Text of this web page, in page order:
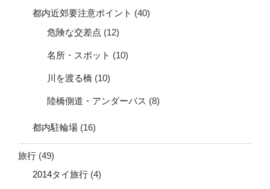
都内近郊要注意ポイント (40)
危険な交差点 (12)
名所・スポット (10)
川を渡る橋 (10)
陸橋側道・アンダーパス (8)
都内駐輪場 (16)
旅行 (49)
2014タイ旅行 (4)